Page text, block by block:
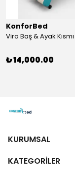
KonforBed
₺ 14,000.00
KURUMSAL
KATEGORİLER